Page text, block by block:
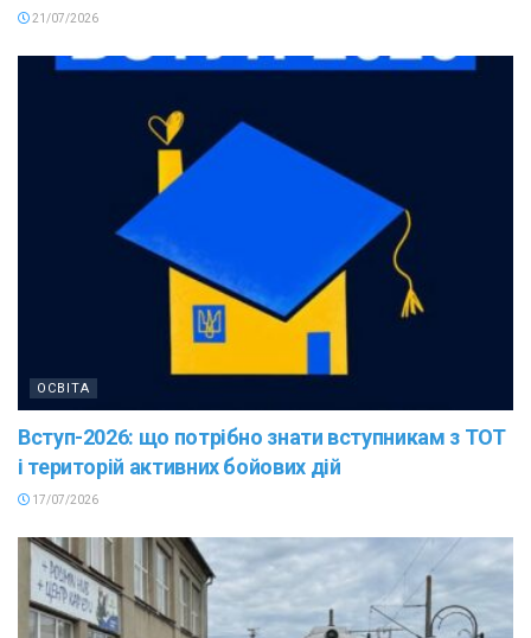
21/07/2026
ОСВІТА
Вступ-2026: що потрібно знати вступникам з ТОТ
і територій активних бойових дій
17/07/2026